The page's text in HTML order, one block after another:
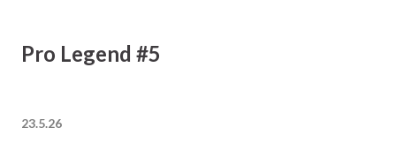
Pro Legend #5
23.5.26